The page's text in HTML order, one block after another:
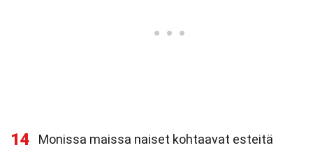
14
Monissa maissa naiset kohtaavat esteitä